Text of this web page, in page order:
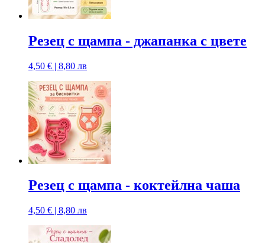
Резец с щампa - джапанка с цвете
4,50 € | 8,80 лв
Резец с щампa - коктейлна чаша
4,50 € | 8,80 лв